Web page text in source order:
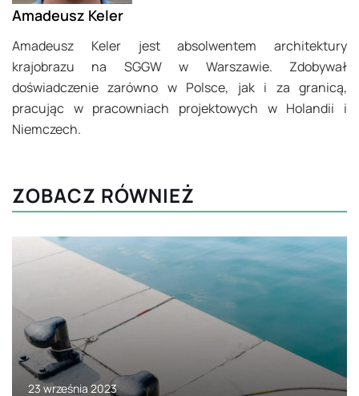
Amadeusz Keler
Amadeusz Keler jest absolwentem architektury
krajobrazu na SGGW w Warszawie. Zdobywał
doświadczenie zarówno w Polsce, jak i za granicą,
pracując w pracowniach projektowych w Holandii i
Niemczech.
ZOBACZ RÓWNIEŻ
23 września 2023